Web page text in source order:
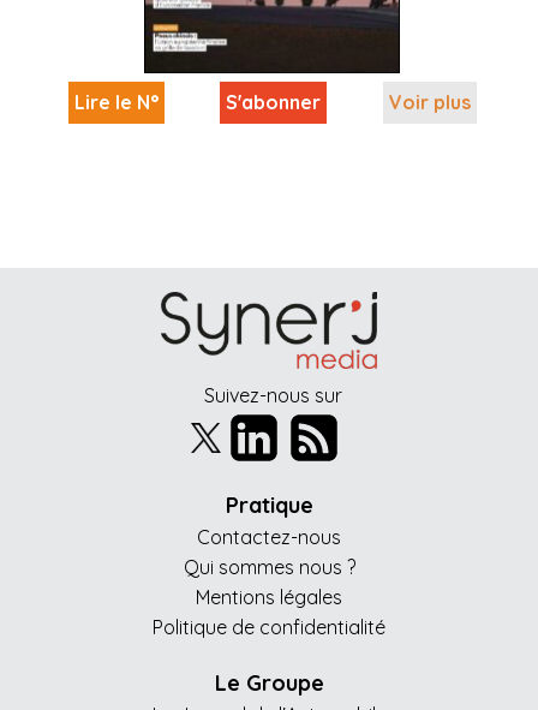
Lire le N° S'abonner Voir plus
Suivez-nous sur
Pratique
Contactez-nous
Qui sommes nous ?
Mentions légales
Politique de confidentialité
Le Groupe